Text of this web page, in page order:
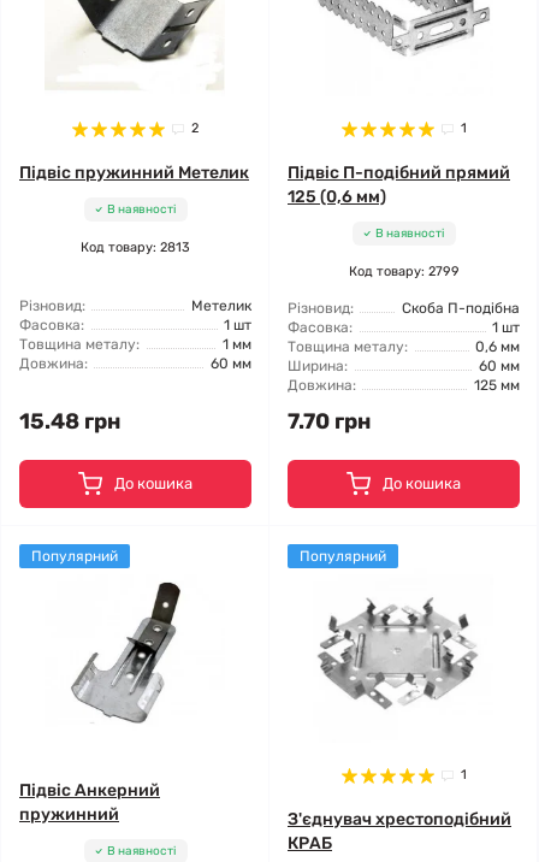
2
Підвіс пружинний Метелик
В наявності
Код товару: 2813
Різновид:
Метелик
Фасовка:
1 шт
Товщина металу:
1 мм
Довжина:
60 мм
15.48 грн
До кошика
1
Підвіс П-подібний прямий
125 (0,6 мм)
В наявності
Код товару: 2799
Різновид:
Скоба П-подібна
Фасовка:
1 шт
Товщина металу:
0,6 мм
Ширина:
60 мм
Довжина:
125 мм
7.70 грн
До кошика
Популярний
Підвіс Анкерний
пружинний
В наявності
Популярний
1
З'єднувач хрестоподібний
КРАБ